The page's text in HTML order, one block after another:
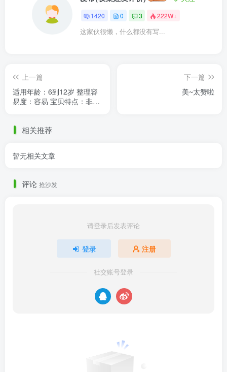
1420 0 3 222W+
这家伙很懒，什么都没有写...
上一篇
适用年龄：6到12岁 整理容
易度：容易 宝贝特点：非常
下一篇
美~太赞啦
相关推荐
暂无相关文章
评论 抢沙发
请登录后发表评论
登录 注册
社交账号登录